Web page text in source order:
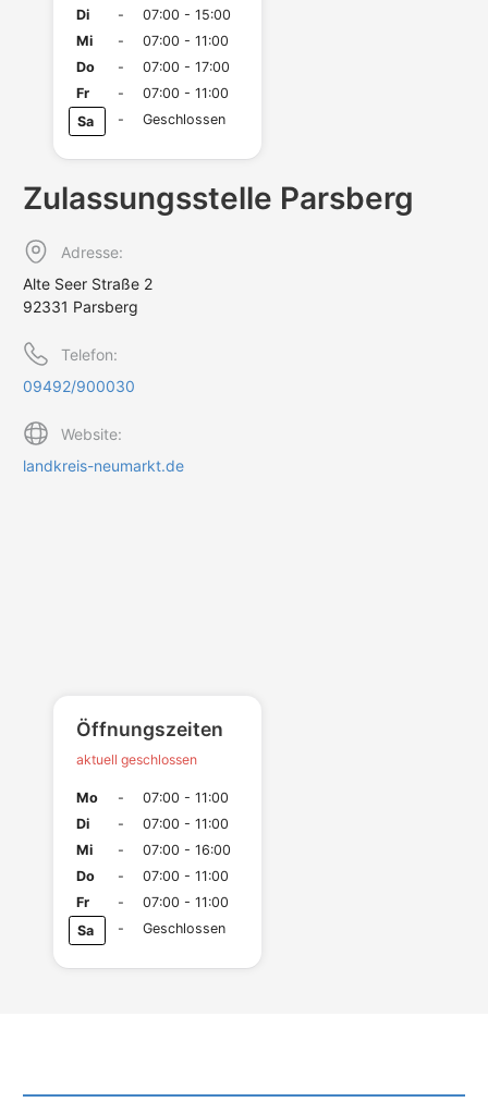
Di
-
07:00 - 15:00
Mi
-
07:00 - 11:00
Do
-
07:00 - 17:00
Fr
-
07:00 - 11:00
Sa
- Geschlossen
Zulassungs­stelle Parsberg
Adresse:
Alte Seer Straße 2
92331 Parsberg
Telefon:
09492/900030
Website:
landkreis-neumarkt.de
Öffnungszeiten
aktuell geschlossen
Mo -
07:00 - 11:00
Di
-
07:00 - 11:00
Mi
-
07:00 - 16:00
Do
-
07:00 - 11:00
Fr
-
07:00 - 11:00
Sa
- Geschlossen